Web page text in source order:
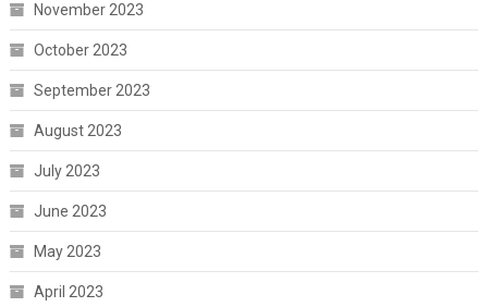
November 2023
October 2023
September 2023
August 2023
July 2023
June 2023
May 2023
April 2023